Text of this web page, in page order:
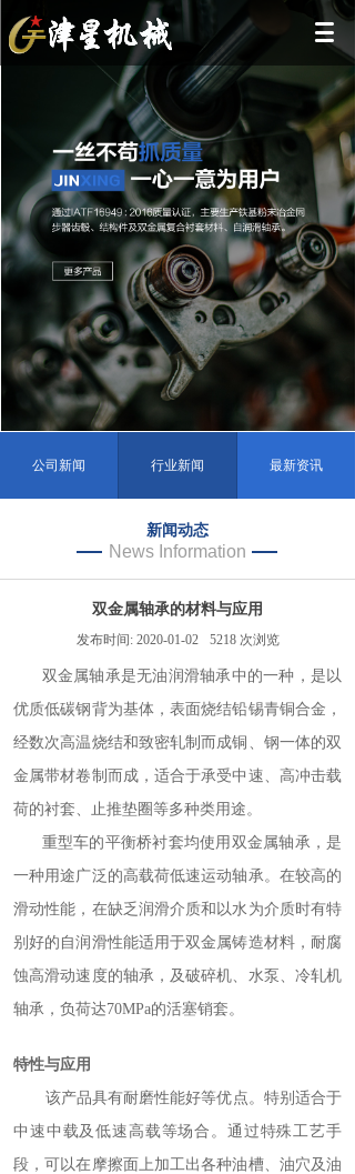
最新资讯
公司新闻 行业新闻
News Information
新闻动态
双金属轴承的材料与应用
发布时间: 2020-01-02 5218 次浏览
双金属轴承是无油润滑轴承中的一种，是以
优质低碳钢背为基体，表面烧结铅锡青铜合金，
经数次高温烧结和致密轧制而成铜、钢一体的双
金属带材卷制而成，适合于承受中速、高冲击载
荷的衬套、止推垫圈等多种类用途。
重型车的平衡桥衬套均使用双金属轴承，是
一种用途广泛的高载荷低速运动轴承。在较高的
滑动性能，在缺乏润滑介质和以水为介质时有特
别好的自润滑性能适用于双金属铸造材料，耐腐
蚀高滑动速度的轴承，及破碎机、水泵、冷轧机
轴承，负荷达70MPa的活塞销套。
特性与应用
该产品具有耐磨性能好等优点。特别适合于
中速中载及低速高载等场合。通过特殊工艺手
段，可以在摩擦面上加工出各种油槽、油穴及油